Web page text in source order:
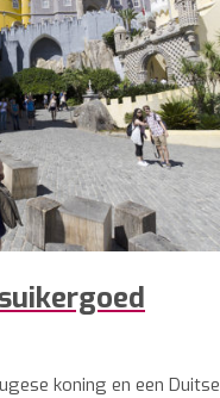
koning en een Duitse